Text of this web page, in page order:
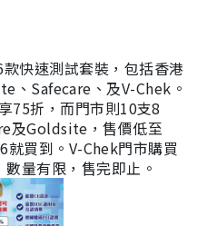
快速測試套裝，包括香港
、Safecare、及V-Chek。
75折，而門市則10支8
及Goldsite，售價低至
買到。V-Chek門市購買
量有限，售完即止。